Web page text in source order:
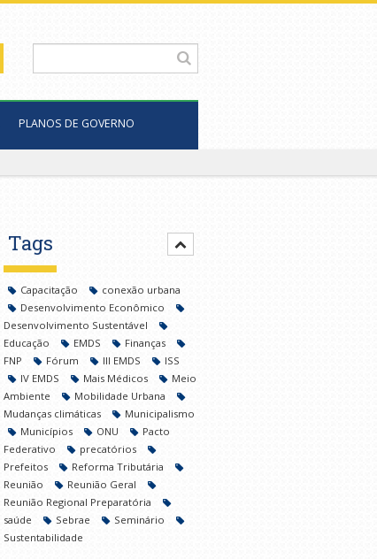
PLANOS DE GOVERNO
Tags
Capacitação
conexão urbana
Desenvolvimento Econômico
Desenvolvimento Sustentável
Educação
EMDS
Finanças
FNP
Fórum III EMDS
ISS
IV EMDS
Mais Médicos
Meio
Ambiente
Mobilidade Urbana
Mudanças climáticas
Municipalismo
Municípios
ONU
Pacto
Federativo
precatórios
Prefeitos
Reforma Tributária
Reunião
Reunião Geral
Reunião Regional Preparatória
saúde
Sebrae
Seminário
Sustentabilidade